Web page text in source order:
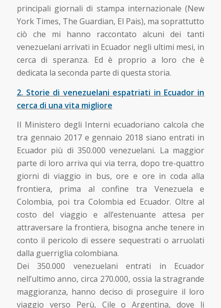
principali giornali di stampa internazionale (New
York Times, The Guardian, El Pais), ma soprattutto
ciò che mi hanno raccontato alcuni dei tanti
venezuelani arrivati in Ecuador negli ultimi mesi, in
cerca di speranza. Ed è proprio a loro che è
dedicata la seconda parte di questa storia.
2. Storie di venezuelani espatriati in Ecuador in
cerca di una vita migliore
Il Ministero degli Interni ecuadoriano calcola che
tra gennaio 2017 e gennaio 2018 siano entrati in
Ecuador più di 350.000 venezuelani. La maggior
parte di loro arriva qui via terra, dopo tre-quattro
giorni di viaggio in bus, ore e ore in coda alla
frontiera, prima al confine tra Venezuela e
Colombia, poi tra Colombia ed Ecuador. Oltre al
costo del viaggio e all’estenuante attesa per
attraversare la frontiera, bisogna anche tenere in
conto il pericolo di essere sequestrati o arruolati
dalla guerriglia colombiana.
Dei 350.000 venezuelani entrati in Ecuador
nell’ultimo anno, circa 270.000, ossia la stragrande
maggioranza, hanno deciso di proseguire il loro
viaggio verso Perù, Cile o Argentina, dove li